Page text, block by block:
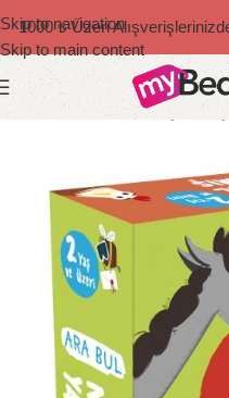
Skip to navigation
Skip to main content
1000 ₺ Üzeri
Ana Sayfa Bedesten Çocuk